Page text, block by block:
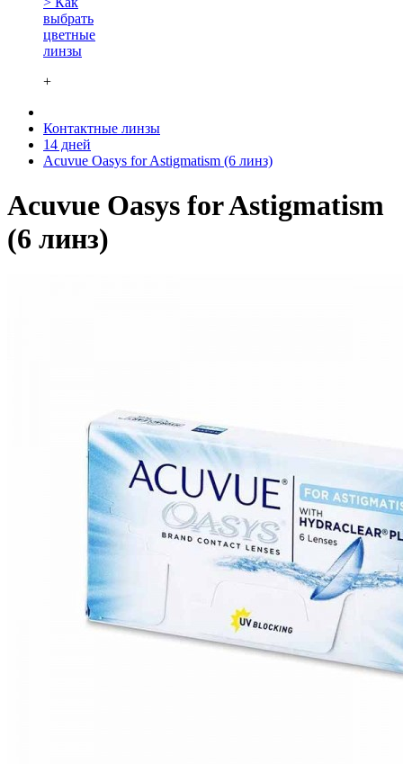
выбрать
цветные
линзы
+
Контактные линзы
14 дней
Acuvue Oasys for Astigmatism (6 линз)
Acuvue Oasys for Astigmatism
(6 линз)